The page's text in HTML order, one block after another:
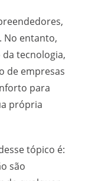
No entanto,
tecnologia,
de empresas
para
própria
tópico é:
são